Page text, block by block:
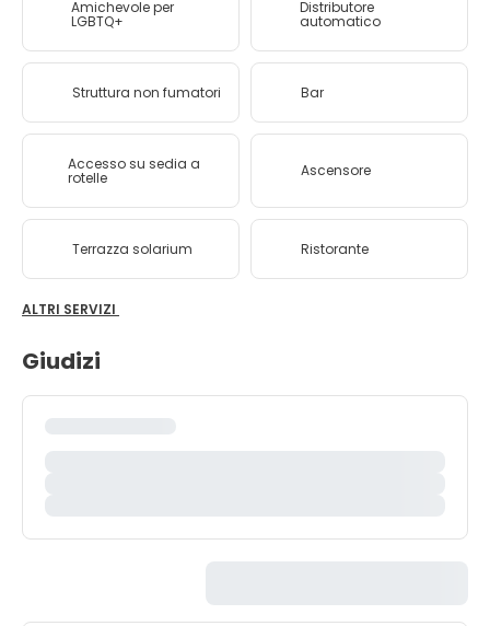
Amichevole per
LGBTQ+
Distributore
automatico
Struttura non fumatori Bar
Accesso su sedia a
rotelle Ascensore
Terrazza solarium Ristorante
ALTRI SERVIZI
Giudizi